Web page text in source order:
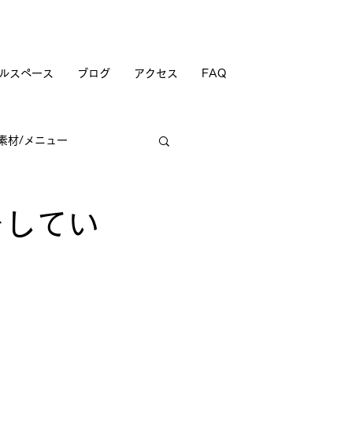
スペース ブログ アクセス FAQ
材/メニュー
てい